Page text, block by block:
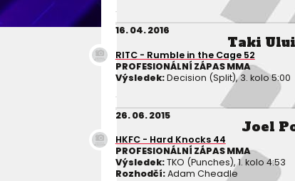
16. 04. 2016
Taki
RITC - Rumble in the Cage 52
PROFESIONÁLNÍ ZÁPAS MMA
Výsledek:Decision (Split), 3. kolo 5:00
26. 06. 2015
Joel
HKFC - Hard Knocks 44
PROFESIONÁLNÍ ZÁPAS MMA
Výsledek:TKO (Punches), 1. kolo 4:53
Rozhodčí:Adam Cheadle